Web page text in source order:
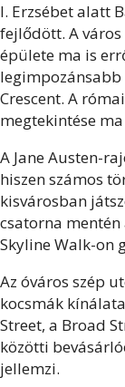
I. Erzsébet alatt
fejlődött. A
épülete ma is
legimpozánsabb
Crescent. A
megtekintése
A Jane Austen-
hiszen számos
kisvárosban
csatorna
Skyline Walk-on
Az óváros szép
kocsmák
Street, a Broad
közötti
jellemzi.